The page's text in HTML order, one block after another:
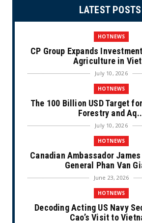
LATEST POSTS
HOTNEWS
CP Group Expands
Agriculture in
July 10, 2026
HOTNEWS
The 100 Billion USD Target
Forestry and
July 10, 2026
HOTNEWS
Canadian Ambassador
General Phan Van
June 23, 2026
HOTNEWS
Decoding Acting US Navy
Cao’s Visit to